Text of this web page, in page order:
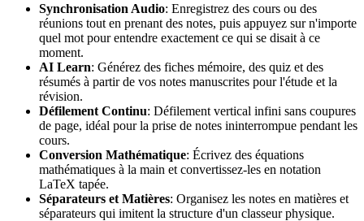
Synchronisation Audio: Enregistrez des cours ou des
réunions tout en prenant des notes, puis appuyez sur n'importe
quel mot pour entendre exactement ce qui se disait à ce
moment.
AI Learn: Générez des fiches mémoire, des quiz et des
résumés à partir de vos notes manuscrites pour l'étude et la
révision.
Défilement Continu: Défilement vertical infini sans coupures
de page, idéal pour la prise de notes ininterrompue pendant les
cours.
Conversion Mathématique: Écrivez des équations
mathématiques à la main et convertissez-les en notation
LaTeX tapée.
Séparateurs et Matières: Organisez les notes en matières et
séparateurs qui imitent la structure d'un classeur physique.